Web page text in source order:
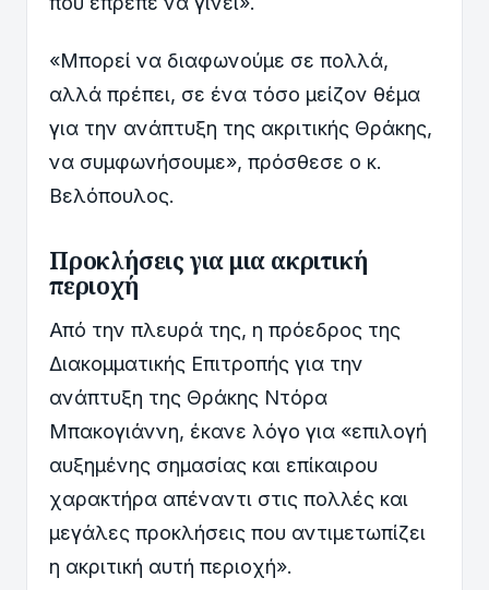
«Μπορεί να διαφωνούμε σε πολλά,
αλλά πρέπει, σε ένα τόσο μείζον θέμα
για την ανάπτυξη της ακριτικής Θράκης,
να συμφωνήσουμε», πρόσθεσε ο κ.
Βελόπουλος.
Προκλήσεις για μια ακριτική
περιοχή
Από την πλευρά της, η πρόεδρος της
Διακομματικής Επιτροπής για την
ανάπτυξη της Θράκης Ντόρα
Μπακογιάννη, έκανε λόγο για «επιλογή
αυξημένης σημασίας και επίκαιρου
χαρακτήρα απέναντι στις πολλές και
μεγάλες προκλήσεις που αντιμετωπίζει
η ακριτική αυτή περιοχή».